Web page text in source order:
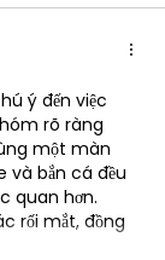
ý đến việc
rõ ràng
một màn
và bắn cá đều
quan hơn.
rối mắt, đồng